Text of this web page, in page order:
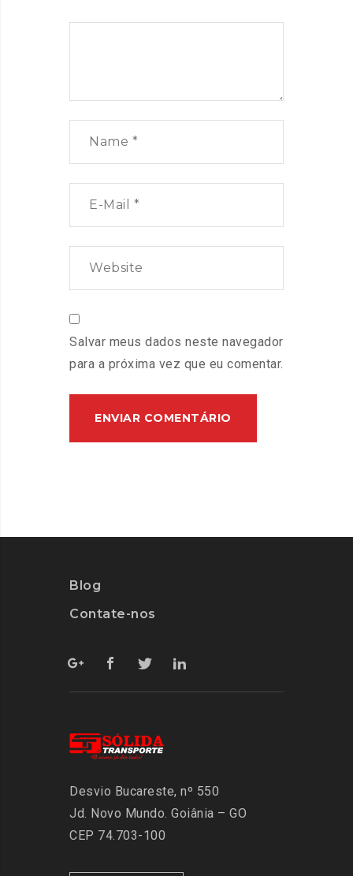
Salvar meus dados neste navegador
para a próxima vez que eu comentar.
Blog
Contate-nos
Desvio Bucareste, nº 550
Jd. Novo Mundo. Goiânia – GO
CEP 74.703-100